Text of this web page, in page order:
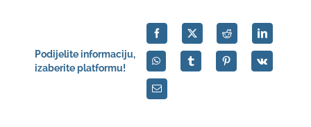
Podijelite informaciju,
izaberite platformu!